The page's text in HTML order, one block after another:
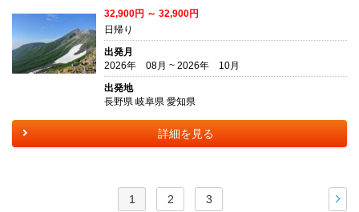
32,900円 ～ 32,900円
日帰り
出発月
2026年 08月 ~ 2026年 10月
出発地
長野県 岐阜県 愛知県
詳細を見る
1 2 3